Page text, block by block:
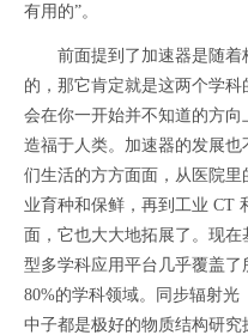
有用的”。
前面提到了加速器是随着
的，那它肯定就是这两个学
会在你一开始并不知道的方
造福于人类。加速器的发展
们生活的方方面面，从医院
业育种和保鲜，再到工业 CT
面，它也大大地拓展了。现
型多学科应用平台几乎覆盖
80%的学科领域。同步辐射
中子都是极好的物质结构研